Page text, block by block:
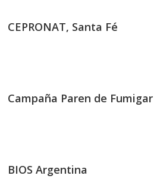
CEPRONAT, Santa Fé
Campaña Paren de Fumigar
BIOS Argentina